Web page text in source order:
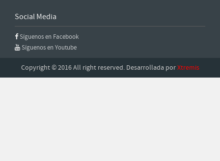
Social Media
Síguenos en Facebook
Síguenos en Youtube
Copyright © 2016 All right reserved. Desarrollada porXtremis